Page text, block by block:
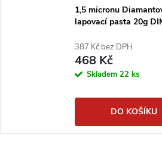
1,5 micronu
lapovací pasta 20g
387 Kč bez DPH
468 Kč
Skladem 22 ks
DO KOŠÍKU